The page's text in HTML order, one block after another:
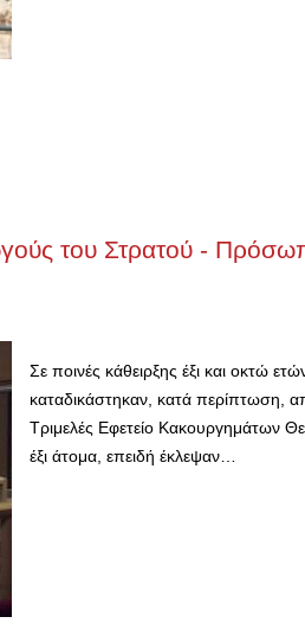
του Στρατού -
Σε ποινές κάθειρξης έξι και οκτώ
καταδικάστηκαν, κατά περίπτωση,
Τριμελές Εφετείο Κακουργημάτων
έξι άτομα, επειδή έκλεψαν…